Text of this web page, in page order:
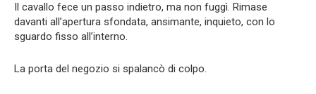
Il cavallo fece un passo indietro, ma non fuggì. Rimase
davanti all’apertura sfondata, ansimante, inquieto, con lo
sguardo fisso all’interno.
La porta del negozio si spalancò di colpo.